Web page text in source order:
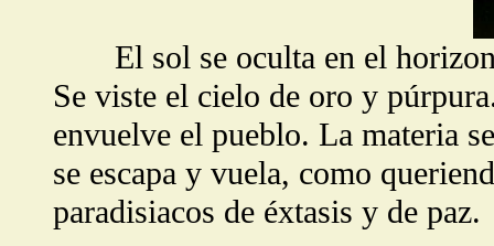
El sol se oculta en el
Se viste el cielo de oro y
envuelve el pueblo. La materia
se escapa y vuela, como
paradisiacos de éxtasis y de paz.